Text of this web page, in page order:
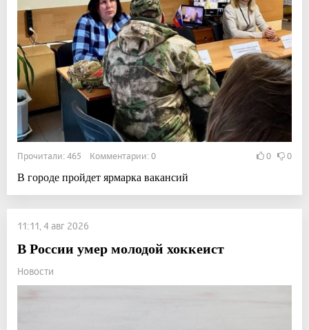
Прочитали: 465 Комментарии: 0 0 0
В городе пройдет ярмарка вакансий
11:11, 4 авг 2026
В России умер молодой хоккеист
Новости